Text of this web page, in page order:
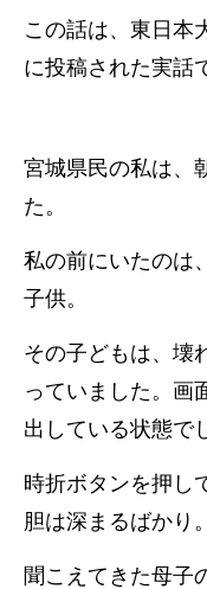
この話は、東日本
に投稿された実話
宮城県民の私は、
た。
私の前にいたのは
子供。
その子どもは、壊
っていました。画
出している状態で
時折ボタンを押し
胆は深まるばかり。
聞こえてきた母子